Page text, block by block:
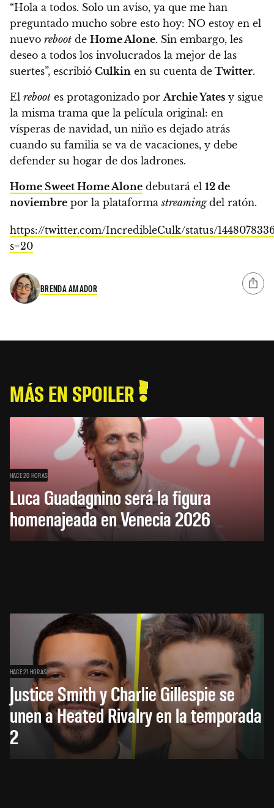
“Hola a todos. Solo un aviso, ya que me han
preguntado mucho sobre esto hoy: NO estoy en el
nuevo reboot de Home Alone. Sin embargo, les
deseo a todos los involucrados la mejor de las
suertes”, escribió Culkin en su cuenta de Twitter.
El reboot es protagonizado por Archie Yates y sigue
la misma trama que la película original: en
vísperas de navidad, un niño es dejado atrás
cuando su familia se va de vacaciones, y debe
defender su hogar de dos ladrones.
Home Sweet Home Alone debutará el 12 de
noviembre por la plataformastreamingdel ratón.
https://twitter.com/IncredibleCulk/status/
s=20
BRENDA AMADOR
MÁS EN SPOILER
HACE 20 HORAS
Luca Guadagnino será la figura
homenajeada en Venecia 2026
HACE 21 HORAS
Justice Smith y Charlie Gillespie se
unen a Heated Rivalry en la temporada
2